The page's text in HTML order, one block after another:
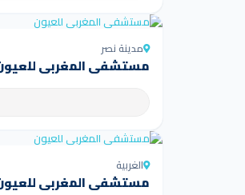
مدينة نصر
مستشفى المغربي
الغربية
مستشفى المغربي